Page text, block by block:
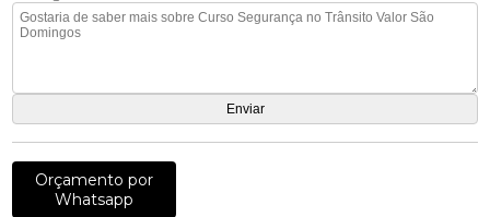
Orçamento por
Whatsapp